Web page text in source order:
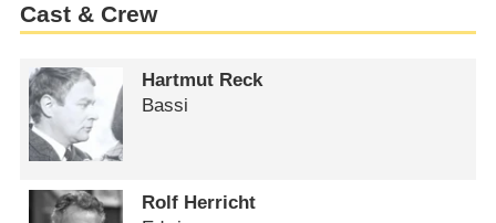
Cast & Crew
Hartmut Reck
Bassi
Rolf Herricht